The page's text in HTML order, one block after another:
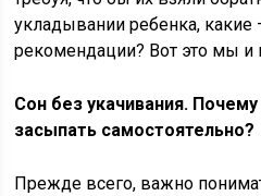
укладывании ребенка, какие
рекомендации? Вот это мы и
Сон без укачивания.
засыпать самостоятельно?
Прежде всего, важно